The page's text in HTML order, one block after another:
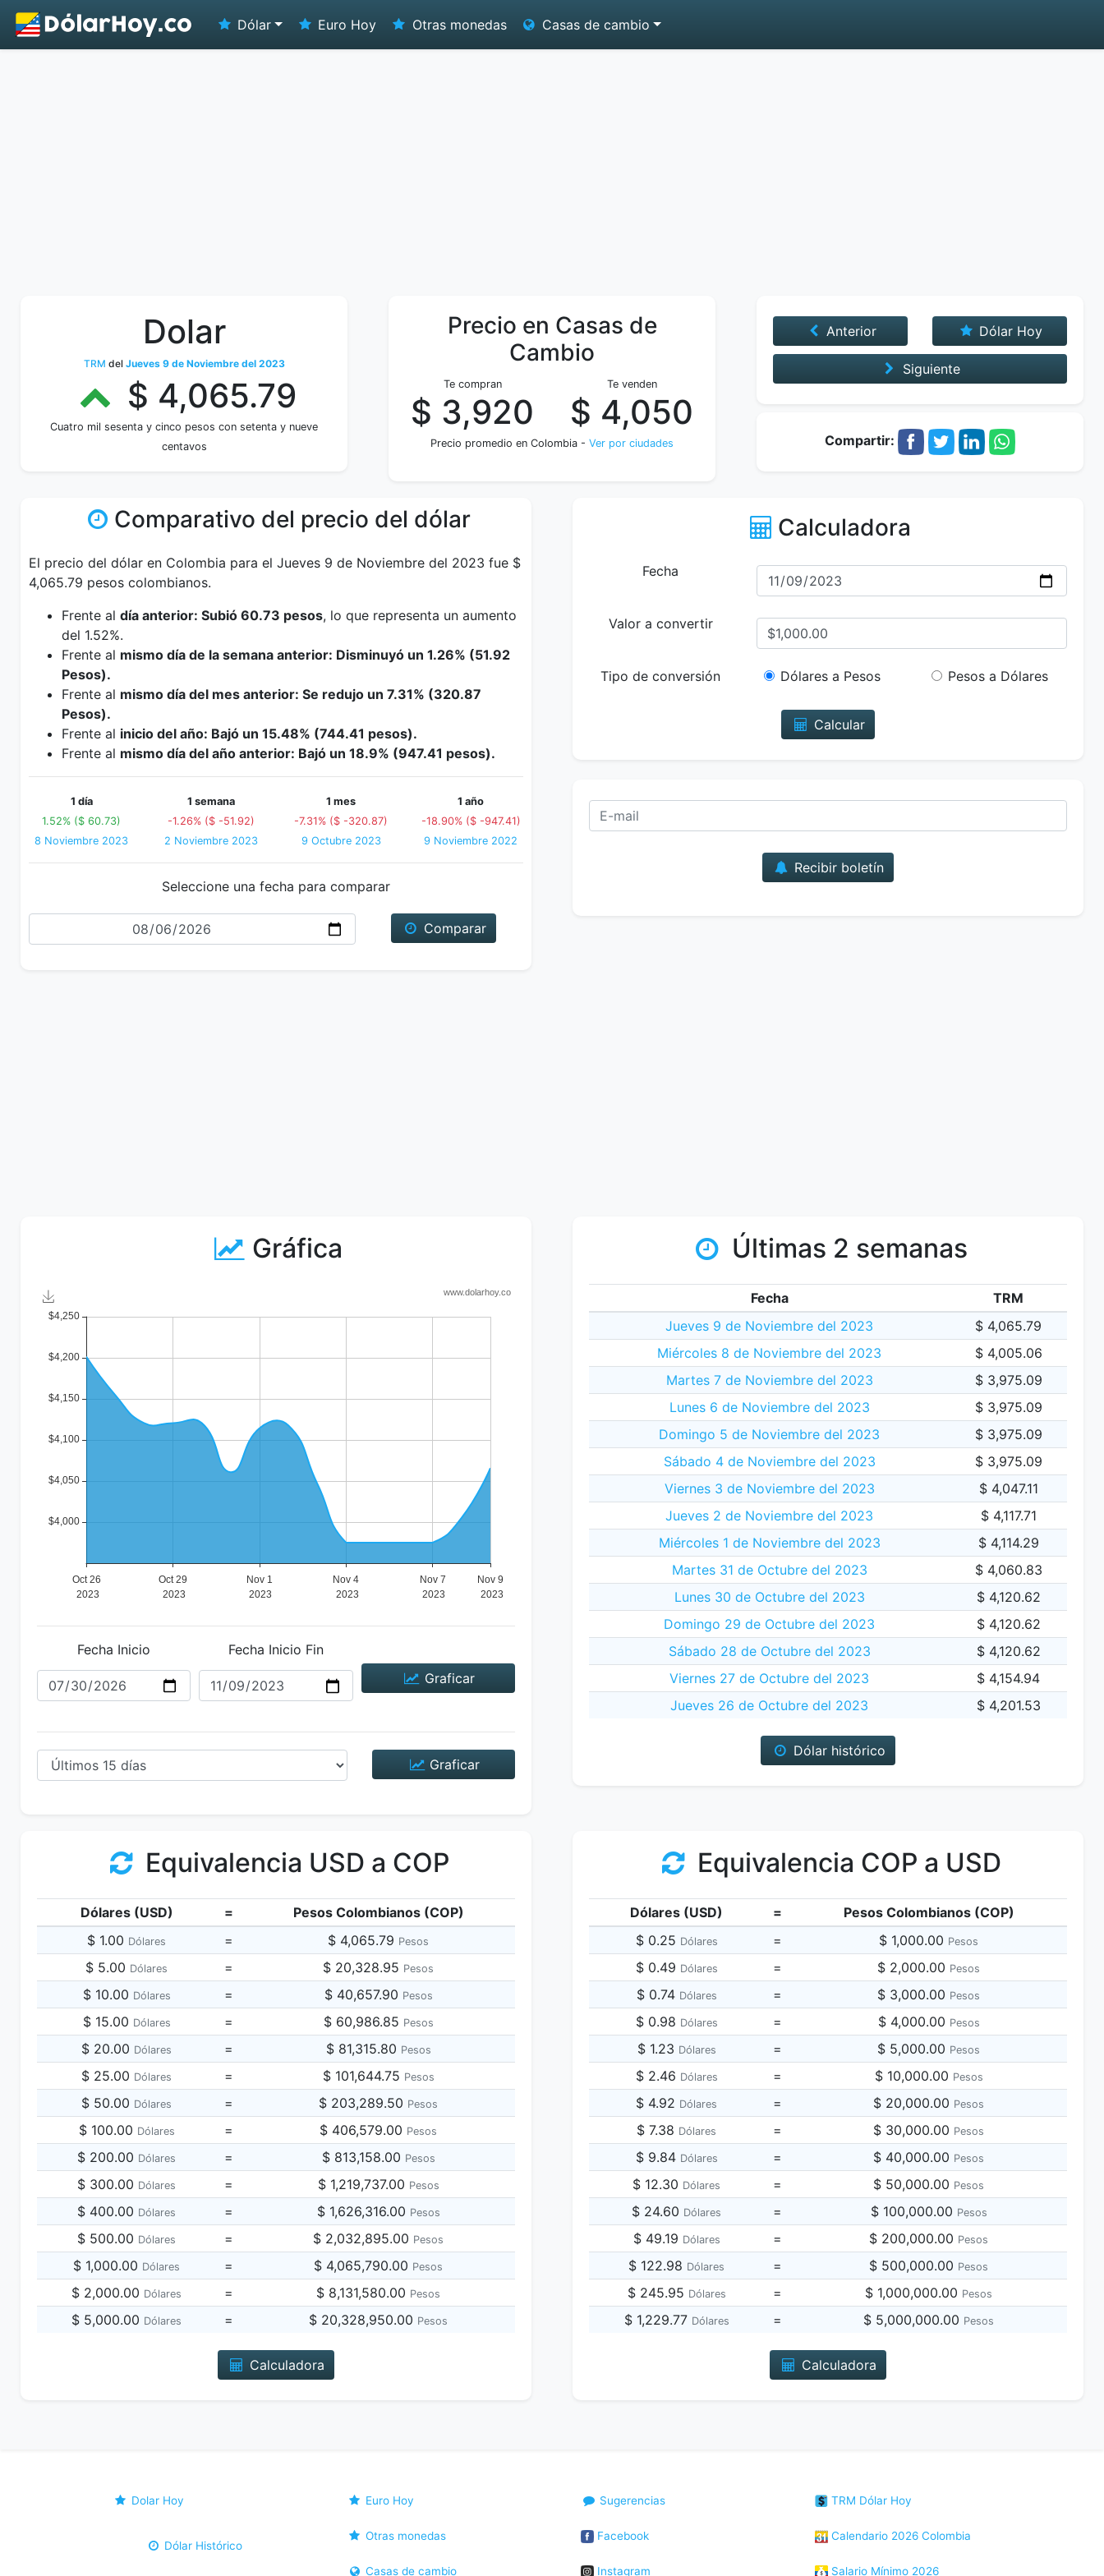
Dólar Euro Hoy Otras monedas Casas de cambio
Dolar
TRM del Jueves 9 de Noviembre del 2023
$ 4,065.79
Cuatro mil sesenta y cinco pesos con setenta y nueve
centavos
Precio en Casas de
Cambio
Te compran
$ 3,920
Te venden
$ 4,050
Precio promedio en Colombia - Ver por ciudades
Anterior Dólar Hoy
Siguiente
Compartir:
Comparativo del precio del dólar
El precio del dólar en Colombia para el Jueves 9 de Noviembre del 2023 fue $
4,065.79 pesos colombianos.
Frente al día anterior: Subió 60.73 pesos, lo que representa un aumento
del 1.52%.
Frente al mismo día de la semana anterior: Disminuyó un 1.26% (51.92
Pesos).
Frente al mismo día del mes anterior: Se redujo un 7.31% (320.87
Pesos).
Frente al inicio del año: Bajó un 15.48% (744.41 pesos).
Frente al mismo día del año anterior: Bajó un 18.9% (947.41 pesos).
1 día
1.52% ($ 60.73)
8 Noviembre 2023
1 semana
-1.26% ($ -51.92)
2 Noviembre 2023
1 mes
-7.31% ($ -320.87)
9 Octubre 2023
1 año
-18.90% ($ -947.41)
9 Noviembre 2022
Seleccione una fecha para comparar
Fecha
Comparar
Calculadora
Fecha
Valor a convertir
Tipo de conversión Dólares a Pesos Pesos a Dólares
Calcular
Recibir boletín
Gráfica
Fecha Inicio
Fecha Inicio Fin
Graficar
Graficar
Últimas 2 semanas
Fecha
TRM
Jueves 9 de Noviembre del 2023
$ 4,065.79
Miércoles 8 de Noviembre del 2023
$ 4,005.06
Martes 7 de Noviembre del 2023
$ 3,975.09
Lunes 6 de Noviembre del 2023
$ 3,975.09
Domingo 5 de Noviembre del 2023
$ 3,975.09
Sábado 4 de Noviembre del 2023
$ 3,975.09
Viernes 3 de Noviembre del 2023
$ 4,047.11
Jueves 2 de Noviembre del 2023
$ 4,117.71
Miércoles 1 de Noviembre del 2023
$ 4,114.29
Martes 31 de Octubre del 2023
$ 4,060.83
Lunes 30 de Octubre del 2023
$ 4,120.62
Domingo 29 de Octubre del 2023
$ 4,120.62
Sábado 28 de Octubre del 2023
$ 4,120.62
Viernes 27 de Octubre del 2023
$ 4,154.94
Jueves 26 de Octubre del 2023
$ 4,201.53
Dólar histórico
Equivalencia USD a COP
Dólares (USD) =
Pesos Colombianos (COP)
$ 1.00 Dólares = $ 4,065.79 Pesos
$ 5.00 Dólares = $ 20,328.95 Pesos
$ 10.00 Dólares = $ 40,657.90 Pesos
$ 15.00 Dólares = $ 60,986.85 Pesos
$ 20.00 Dólares = $ 81,315.80 Pesos
$ 25.00 Dólares = $ 101,644.75 Pesos
$ 50.00 Dólares = $ 203,289.50 Pesos
$ 100.00 Dólares = $ 406,579.00 Pesos
$ 200.00 Dólares = $ 813,158.00 Pesos
$ 300.00 Dólares = $ 1,219,737.00 Pesos
$ 400.00 Dólares = $ 1,626,316.00 Pesos
$ 500.00 Dólares = $ 2,032,895.00 Pesos
$ 1,000.00 Dólares = $ 4,065,790.00 Pesos
$ 2,000.00 Dólares = $ 8,131,580.00 Pesos
$ 5,000.00 Dólares = $ 20,328,950.00 Pesos
Calculadora
Equivalencia COP a USD
Dólares (USD) =
Pesos Colombianos (COP)
$ 0.25 Dólares = $ 1,000.00 Pesos
$ 0.49 Dólares = $ 2,000.00 Pesos
$ 0.74 Dólares = $ 3,000.00 Pesos
$ 0.98 Dólares = $ 4,000.00 Pesos
$ 1.23 Dólares = $ 5,000.00 Pesos
$ 2.46 Dólares = $ 10,000.00 Pesos
$ 4.92 Dólares = $ 20,000.00 Pesos
$ 7.38 Dólares = $ 30,000.00 Pesos
$ 9.84 Dólares = $ 40,000.00 Pesos
$ 12.30 Dólares = $ 50,000.00 Pesos
$ 24.60 Dólares = $ 100,000.00 Pesos
$ 49.19 Dólares = $ 200,000.00 Pesos
$ 122.98 Dólares = $ 500,000.00 Pesos
$ 245.95 Dólares = $ 1,000,000.00 Pesos
$ 1,229.77 Dólares = $ 5,000,000.00 Pesos
Calculadora
Dolar Hoy
Dólar Histórico
Euro Hoy
Otras monedas
Casas de cambio
Sugerencias
Facebook
Instagram
TRM Dólar Hoy
Calendario 2026 Colombia
Salario Mínimo 2026